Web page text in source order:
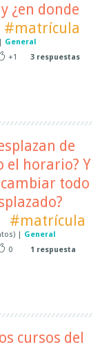
¿en donde
#matrícula
| General
+1
3 respuestas
de
el horario? Y
todo
#matrícula
| General
0
1 respuesta
cursos del